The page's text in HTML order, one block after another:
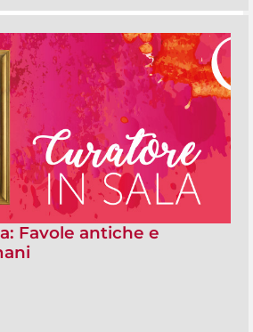
Favole antiche e